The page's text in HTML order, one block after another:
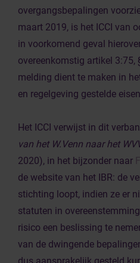
overgangsbepalingen
maart 2019, is het ICCI van
in voorkomend geval
overeenkomstig artikel 3:75,
melding dient te maken in
en regelgeving gestelde
Het ICCI verwijst in dit
van het W.Venn naar het
2020), in het bijzonder naar
de website van het IBR: de
stichting loopt, indien ze er
statuten in
risico een beslissing te
van de dwingende